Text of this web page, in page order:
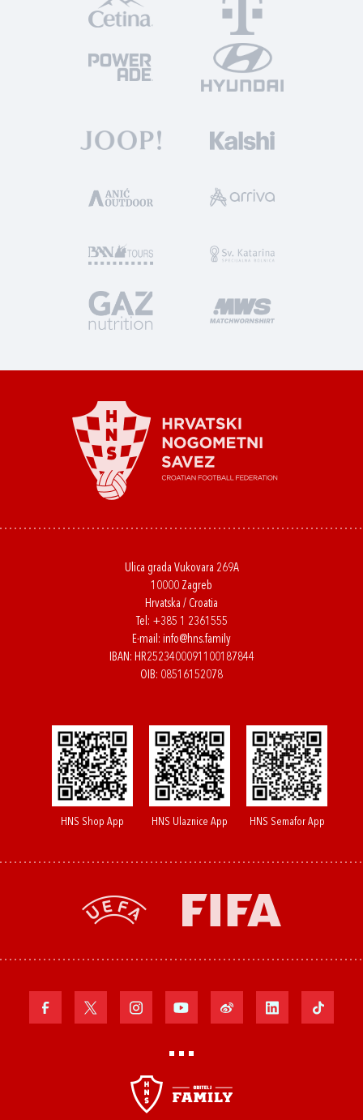
Ulica grada Vukovara 269A
10000 Zagreb
Hrvatska / Croatia
Tel: +385 1 2361555
E-mail: info@hns.family
IBAN: HR2523400091100187844
OIB: 08516152078
HNS Shop App HNS Ulaznice App HNS Semafor App